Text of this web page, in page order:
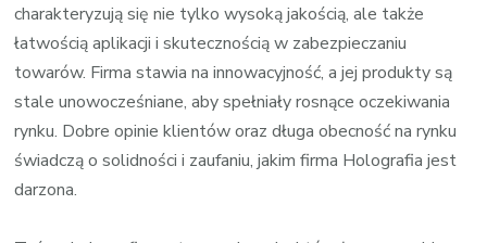
charakteryzują się nie tylko wysoką jakością, ale także
łatwością aplikacji i skutecznością w zabezpieczaniu
towarów. Firma stawia na innowacyjność, a jej produkty są
stale unowocześniane, aby spełniały rosnące oczekiwania
rynku. Dobre opinie klientów oraz długa obecność na rynku
świadczą o solidności i zaufaniu, jakim firma Holografia jest
darzona.